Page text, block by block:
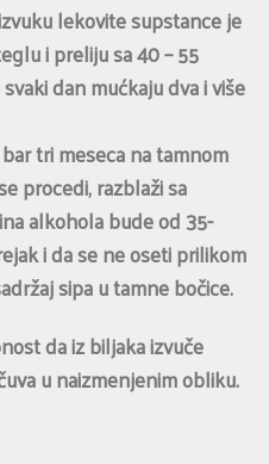
lekovite supstance je
i preliju sa 40 – 55
dan mućkaju dva i više
tri meseca na tamnom
procedi, razblaži sa
alkohola bude od 35-
i da se ne oseti prilikom
sipa u tamne bočice.
da iz biljaka izvuče
u naizmenjenim obliku.